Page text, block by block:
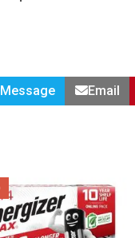
Message Email